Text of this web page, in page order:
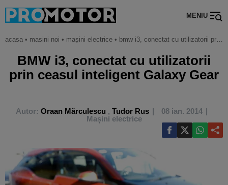
MENIU
acasa • masini noi • mașini electrice • bmw i3, conectat cu utilizatorii prin ceasul inteligent galaxy gear
BMW i3, conectat cu utilizatorii
prin ceasul inteligent Galaxy Gear
Autor: Oraan Mărculescu , Tudor Rus
08 ian. 2014
Mașini electrice